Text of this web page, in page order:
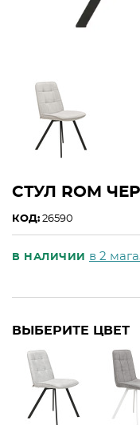
СТУЛ ROM
КОД: 26590
В НАЛИЧИИ в 2
ВЫБЕРИТЕ ЦВЕТ